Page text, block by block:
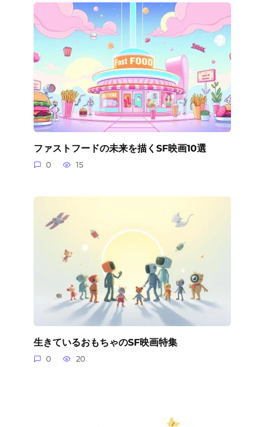
ファストフードの未来を描くSF映画10選
0 15
生きているおもちゃのSF映画特集
0 20